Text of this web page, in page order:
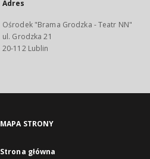
Adres
Ośrodek "Brama Grodzka - Teatr NN"
ul. Grodzka 21
20-112 Lublin
MAPA STRONY
Strona główna